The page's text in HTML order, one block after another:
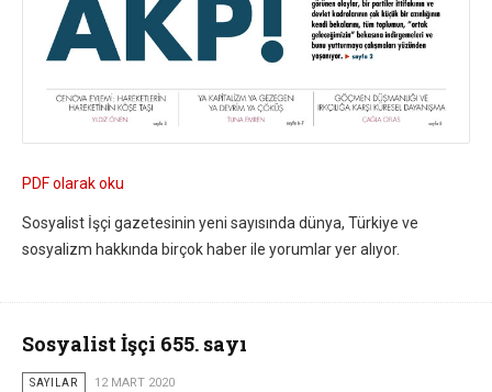
PDF olarak oku
Sosyalist İşçi gazetesinin yeni sayısında dünya, Türkiye ve
sosyalizm hakkında birçok haber ile yorumlar yer alıyor.
Sosyalist İşçi 655. sayı
SAYILAR 12 MART 2020